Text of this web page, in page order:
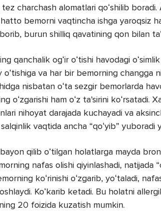
tez charchash alomatlari qoʻshilib
hatto bemorni vaqtincha ishga yaroqsiz
burun shilliq qavatining qon bilan
qanchalik ogʻir oʻtishi havodagi
oʻtishiga va har bir bemorning changga
nisbatan oʻta sezgir bemorlarda
oʻzgarishi ham oʻz taʼsirini koʻrsatadi.
nihoyat darajada kuchayadi va
vaqtida ancha “qoʻyib” yuboradi
qilib oʻtilgan holatlarga mayda
nafas olishi qiyinlashadi, natijada
koʻrinishi oʻzgarib, yoʻtaladi,
Koʻkarib ketadi. Bu holatni
20 foizida kuzatish mumkin.